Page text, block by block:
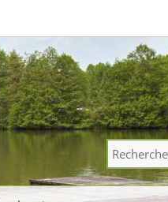
Rechercher
sur
le